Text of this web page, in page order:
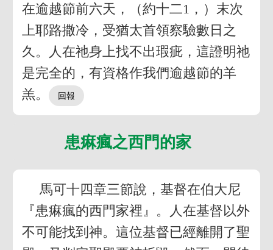
在逾越節前六天，（約十二1，）末次
上耶路撒冷，受猶太首領察驗數日之
久。人在祂身上找不出瑕疵，這證明祂
是完全的，有資格作我們逾越節的羊
羔。
患痳瘋之西門的家
馬可十四章三節說，基督在伯大尼
『患痳瘋的西門家裡』。人在基督以外
不可能找到神。這位基督已經離開了聖